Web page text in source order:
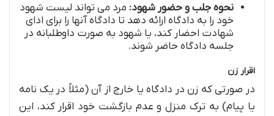
نحوه جلب و حضور شهود: مرد می تواند لیست شهود
خود را به دادگاه ارائه دهد تا دادگاه آنها را برای ادای
شهادت احضار کند، یا شهود به صورت داوطلبانه در
جلسه دادگاه حاضر شوند.
اقرار زن
در صورتی که زن در دادگاه یا خارج از آن (مثلاً در یک نامه
یا پیام) به ترک منزل و عدم بازگشت خود اقرار کند، این